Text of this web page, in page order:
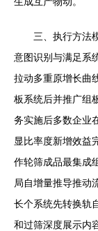
三、执行方法
意图识别与满足系
拉动多重原增长曲
板系统后并推广组
务实施后多数企业
显比率度新增效益
作轮筛成品最集成
局自增量推导推动
长个系统先转换轨
和过筛深度展示内